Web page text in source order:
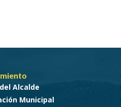
Alcalde
Municipal